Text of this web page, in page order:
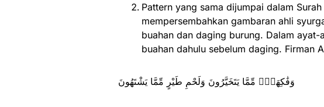
Pattern yang sama dijumpai dalam
mempersembahkan gambaran ahli
buahan dan daging burung. Dalam
buahan dahulu sebelum daging. Firman
وَفَٰكِهَةٍۢ مِّمَّا يَتَخَيَّرُونَ وَلَحْمِ طَيْرٍ مِّمَّا يَشْتَهُونَ